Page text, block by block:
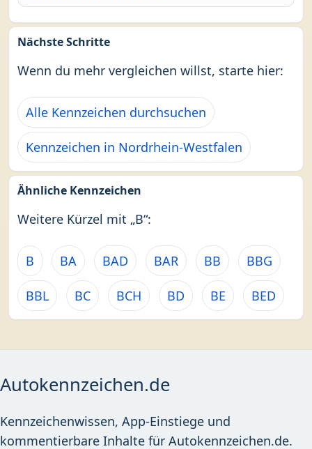
Nächste Schritte
Wenn du mehr vergleichen willst, starte hier:
Alle Kennzeichen durchsuchen
Kennzeichen in Nordrhein-Westfalen
Ähnliche Kennzeichen
Weitere Kürzel mit „B“:
B BA BAD BAR BB BBG
BBL BC BCH BD BE BED
Autokennzeichen.de
Kennzeichenwissen, App-Einstiege und
kommentierbare Inhalte für Autokennzeichen.de.